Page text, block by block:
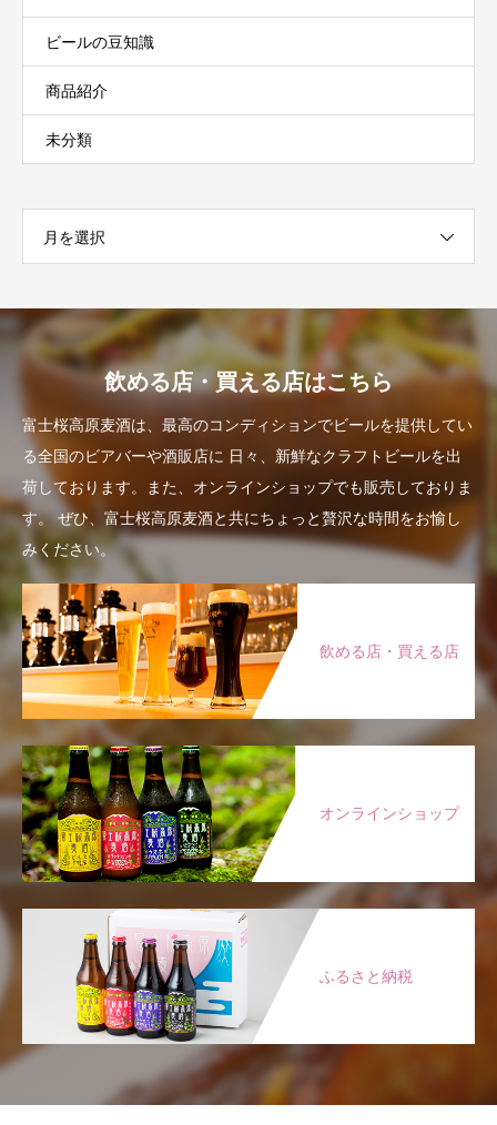
ビールの豆知識
商品紹介
未分類
月を選択
飲める店・買える店はこちら
富士桜高原麦酒は、最高のコンディションでビールを提供してい
る全国のビアバーや酒販店に 日々、新鮮なクラフトビールを出
荷しております。また、オンラインショップでも販売しておりま
す。ぜひ、富士桜高原麦酒と共にちょっと贅沢な時間をお愉し
みください。
飲める店・買える店
オンラインショップ
ふるさと納税